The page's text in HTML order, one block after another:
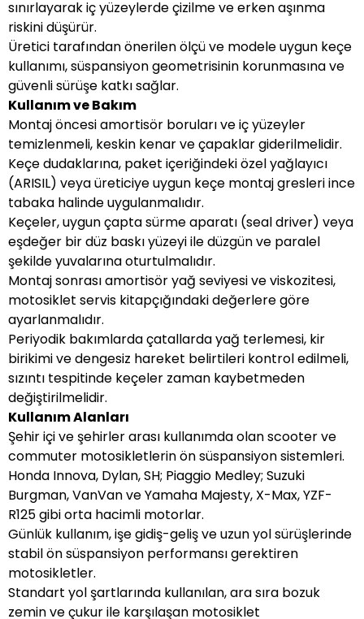
sınırlayarak iç yüzeylerde çizilme ve erken aşınma
riskini düşürür.
Üretici tarafından önerilen ölçü ve modele uygun keçe
kullanımı, süspansiyon geometrisinin korunmasına ve
güvenli sürüşe katkı sağlar.
Kullanım ve Bakım
Montaj öncesi amortisör boruları ve iç yüzeyler
temizlenmeli, keskin kenar ve çapaklar giderilmelidir.
Keçe dudaklarına, paket içeriğindeki özel yağlayıcı
(ARISIL) veya üreticiye uygun keçe montaj gresleri ince
tabaka halinde uygulanmalıdır.
Keçeler, uygun çapta sürme aparatı (seal driver) veya
eşdeğer bir düz baskı yüzeyi ile düzgün ve paralel
şekilde yuvalarına oturtulmalıdır.
Montaj sonrası amortisör yağ seviyesi ve viskozitesi,
motosiklet servis kitapçığındaki değerlere göre
ayarlanmalıdır.
Periyodik bakımlarda çatallarda yağ terlemesi, kir
birikimi ve dengesiz hareket belirtileri kontrol edilmeli,
sızıntı tespitinde keçeler zaman kaybetmeden
değiştirilmelidir.
Kullanım Alanları
Şehir içi ve şehirler arası kullanımda olan scooter ve
commuter motosikletlerin ön süspansiyon sistemleri.
Honda Innova, Dylan, SH; Piaggio Medley; Suzuki
Burgman, VanVan ve Yamaha Majesty, X-Max, YZF-
R125 gibi orta hacimli motorlar.
Günlük kullanım, işe gidiş-geliş ve uzun yol sürüşlerinde
stabil ön süspansiyon performansı gerektiren
motosikletler.
Standart yol şartlarında kullanılan, ara sıra bozuk
zemin ve çukur ile karşılaşan motosiklet